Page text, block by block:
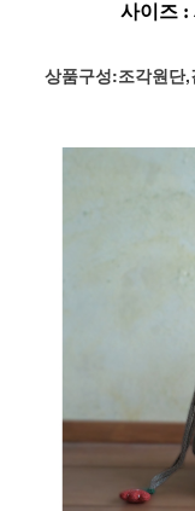
사이즈 :
상품구성:조각원단